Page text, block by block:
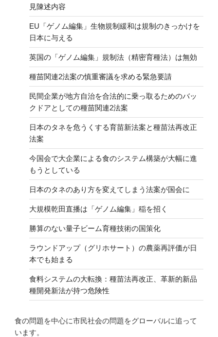
見陳述内容
EU「ゲノム編集」生物規制緩和は規制のきっかけを
日本に与える
英国の「ゲノム編集」規制法（精密育種法）は無効
種苗関連2法案の慎重審議を求める緊急要請
民間企業が地方自治を合法的に乗っ取るためのバッ
クドアとしての種苗関連2法案
日本のタネを危うくする育苗新法案と種苗法再改正
法案
今国会で大企業による食のシステム構築が大幅に進
もうとしている
日本のタネのあり方を変えてしまう法案が国会に
大規模乾田直播は「ゲノム編集」稲を招く
勝算のない量子ビーム育種技術の国策化
ラウンドアップ（グリホサート）の農薬再評価が日
本でも始まる
食料システムの大転換：種苗法再改正、革新的新品
種開発新法が持つ危険性
食の問題を中心に市民社会の問題をグローバルに追って
います。